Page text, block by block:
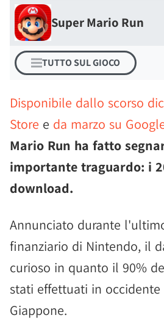
Super Mario Run
TUTTO SUL GIOCO
Disponibile dallo scorso
Store e da marzo su
Mario Run ha fatto
importante traguardo: i
download.
Annunciato durante
finanziario di Nintendo, il
curioso in quanto il 90%
stati effettuati in
Giappone.